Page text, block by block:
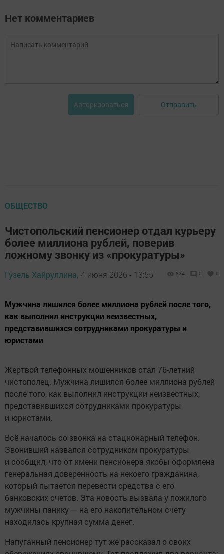
Нет комментариев
Авторизоваться Отправить
ОБЩЕСТВО
Чистопольский пенсионер отдал курьеру
более миллиона рублей, поверив
ложному звонку из «прокуратуры»
Гузель Хайруллина, 4 июня 2026 - 13:55 834 0 0
Мужчина лишился более миллиона рублей после того,
как выполнил инструкции неизвестных,
представившихся сотрудниками прокуратуры и
юристами
Жертвой телефонных мошенников стал 76-летний
чистополец. Мужчина лишился более миллиона рублей
после того, как выполнил инструкции неизвестных,
представившихся сотрудниками прокуратуры
и юристами.
Всё началось со звонка на стационарный телефон.
Звонивший назвался сотрудником прокуратуры
и сообщил, что от имени пенсионера якобы оформлена
генеральная доверенность на некоего гражданина,
который пытается перевести средства с его
банковских счетов. Эта новость вызвала у пожилого
мужчины панику — на его накопительном счету
находилась крупная сумма денег.
Напуганный пенсионер тут же рассказал о своих